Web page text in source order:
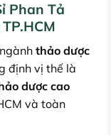
Phan Tả
thảo dược
định vị thế là
dược cao
và toàn